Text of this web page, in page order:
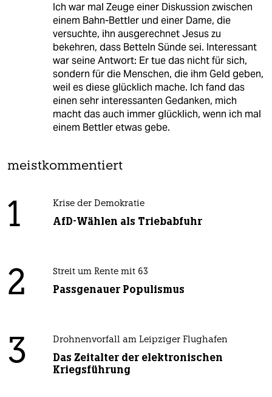
Ich war mal Zeuge einer Diskussion zwischen
einem Bahn-Bettler und einer Dame, die
versuchte, ihn ausgerechnet Jesus zu
bekehren, dass Betteln Sünde sei. Interessant
war seine Antwort: Er tue das nicht für sich,
sondern für die Menschen, die ihm Geld geben,
weil es diese glücklich mache. Ich fand das
einen sehr interessanten Gedanken, mich
macht das auch immer glücklich, wenn ich mal
einem Bettler etwas gebe.
meistkommentiert
1 Krise der Demokratie
AfD-Wählen als Triebabfuhr
2 Streit um Rente mit 63
Passgenauer Populismus
3 Drohnenvorfall am Leipziger Flughafen
Das Zeitalter der elektronischen
Kriegsführung